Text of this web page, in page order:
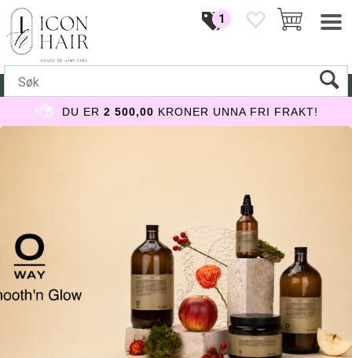
1
DU ER 2 500,00 KRONER UNNA FRI FRAKT!